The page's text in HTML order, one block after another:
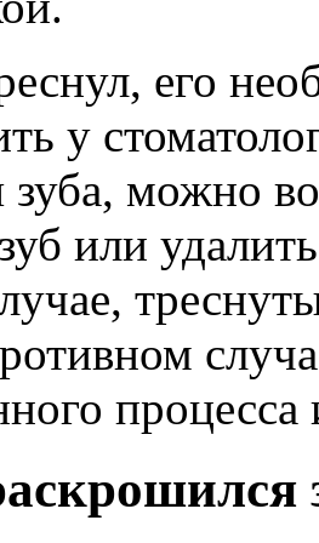
его
у
можно
или
процесса